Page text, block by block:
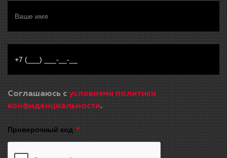
Соглашаюсь с условиями политики
конфиденциальности.
Проверочный код